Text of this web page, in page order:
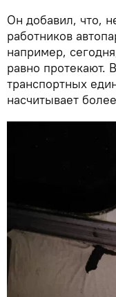
Он добавил, что,
работников
например,
равно протекают.
транспортных
насчитывает